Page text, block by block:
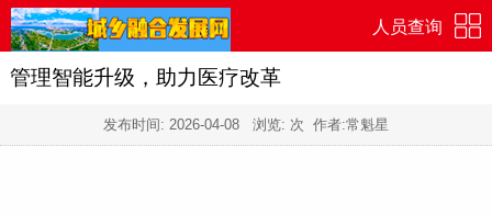
人员查询
管理智能升级，助力医疗改革
发布时间: 2026-04-08 浏览: 次 作者:常魁星